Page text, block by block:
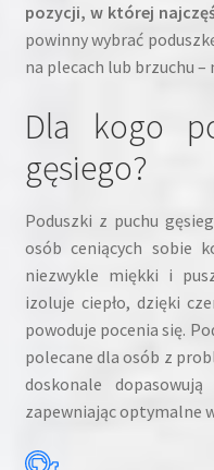
pozycji, w której
powinny wybrać
na plecach lub brzuchu –
Dla kogo
gęsiego?
Poduszki z puchu
osób ceniących sobie
niezwykle miękki i
izoluje ciepło, dzięki
powoduje pocenia się.
polecane dla osób z
doskonale
zapewniając optymalne